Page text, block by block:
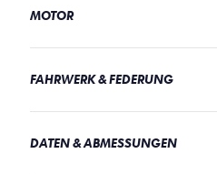
MOTOR
FAHRWERK & FEDERUNG
DATEN & ABMESSUNGEN